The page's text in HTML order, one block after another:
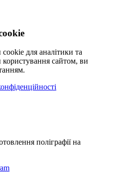
для аналітики та
сайтом, ви
поліграфії на